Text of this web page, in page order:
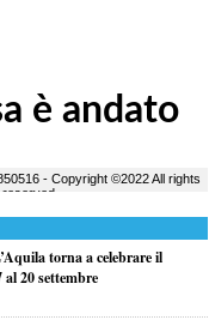
torna a celebrare il
al 20 settembre